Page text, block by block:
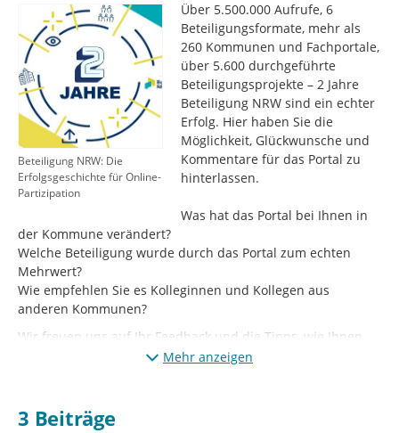
Beteiligung NRW: Die
Erfolgsgeschichte für Online-
Partizipation
Über 5.500.000 Aufrufe, 6
Beteiligungsformate, mehr als
260 Kommunen und Fachportale,
über 5.600 durchgeführte
Beteiligungsprojekte – 2 Jahre
Beteiligung NRW sind ein echter
Erfolg. Hier haben Sie die
Möglichkeit, Glückwunsche und
Kommentare für das Portal zu
hinterlassen.
Was hat das Portal bei Ihnen in
der Kommune verändert?
Welche Beteiligung wurde durch das Portal zum echten
Mehrwert?
Wie empfehlen Sie es Kolleginnen und Kollegen aus
anderen Kommunen?
Wir freuen uns auf Ihr Feedback und die Tipps, wie Ihnen
Beteiligung NRW geholfen hat.Mehr anzeigen
3 Beiträge